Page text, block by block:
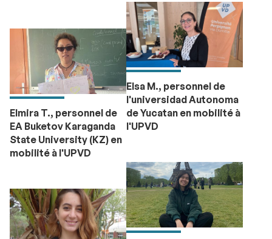
Elsa M., personnel de
l'universidad Autonoma
de Yucatan en mobilité à
l'UPVD
Elmira T., personnel de
EA Buketov Karaganda
State University (KZ) en
mobilité à l'UPVD